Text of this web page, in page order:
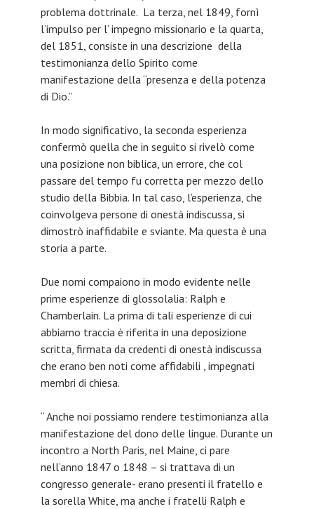
problema dottrinale. La terza, nel 1849, fornì
l’impulso per l’ impegno missionario e la quarta,
del 1851, consiste in una descrizione della
testimonianza dello Spirito come
manifestazione della “presenza e della potenza
di Dio.”
In modo significativo, la seconda esperienza
confermò quella che in seguito si rivelò come
una posizione non biblica, un errore, che col
passare del tempo fu corretta per mezzo dello
studio della Bibbia. In tal caso, l’esperienza, che
coinvolgeva persone di onestà indiscussa, si
dimostrò inaffidabile e sviante. Ma questa è una
storia a parte.
Due nomi compaiono in modo evidente nelle
prime esperienze di glossolalia: Ralph e
Chamberlain. La prima di tali esperienze di cui
abbiamo traccia è riferita in una deposizione
scritta, firmata da credenti di onestà indiscussa
che erano ben noti come affidabili , impegnati
membri di chiesa.
“ Anche noi possiamo rendere testimonianza alla
manifestazione del dono delle lingue. Durante un
incontro a North Paris, nel Maine, ci pare
nell’anno 1847 o 1848 – si trattava di un
congresso generale- erano presenti il fratello e
la sorella White, ma anche i fratelli Ralph e